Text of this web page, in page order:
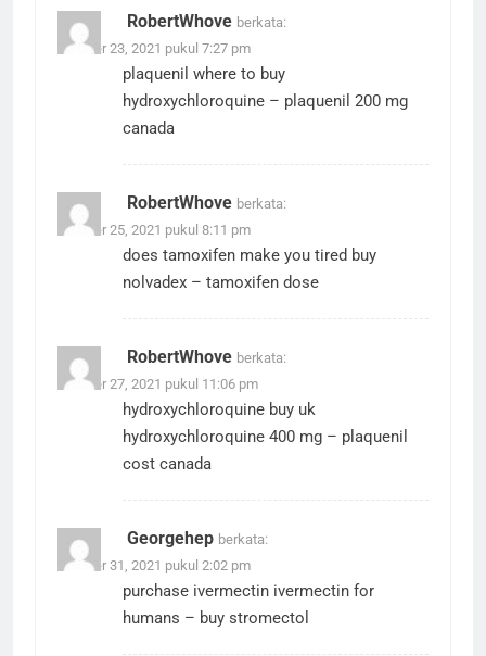
RobertWhove berkata:
Oktober 23, 2021 pukul 7:27 pm
plaquenil where to buy
hydroxychloroquine – plaquenil 200 mg
canada
RobertWhove berkata:
Oktober 25, 2021 pukul 8:11 pm
does tamoxifen make you tired buy
nolvadex – tamoxifen dose
RobertWhove berkata:
Oktober 27, 2021 pukul 11:06 pm
hydroxychloroquine buy uk
hydroxychloroquine 400 mg – plaquenil
cost canada
Georgehep berkata:
Oktober 31, 2021 pukul 2:02 pm
purchase ivermectin ivermectin for
humans – buy stromectol